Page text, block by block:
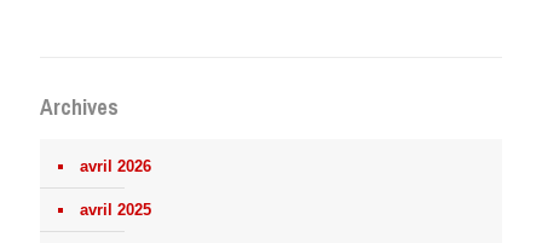
Archives
avril 2026
avril 2025